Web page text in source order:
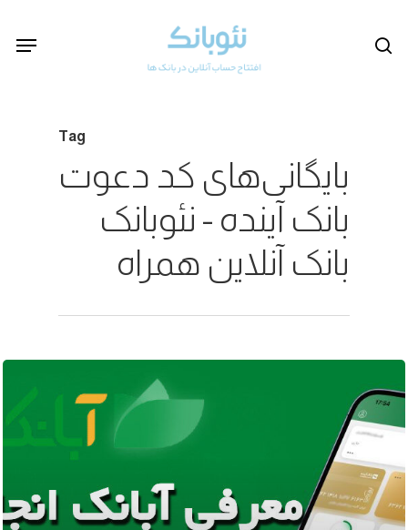
Menu
Tag
بایگانی‌های کد دعوت
بانک آینده - نئوبانک
بانک آنلاین همراه